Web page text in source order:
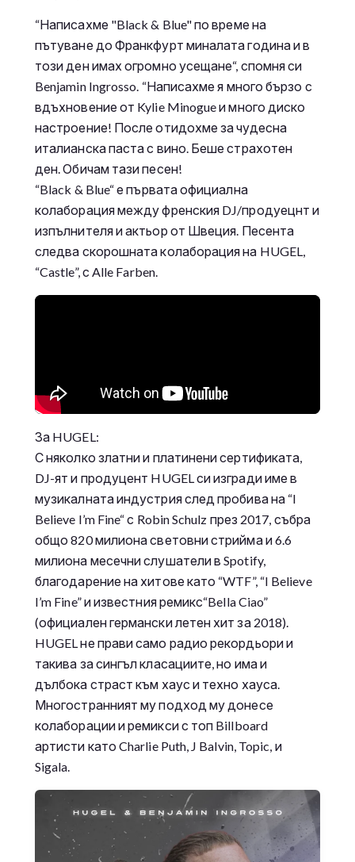
“Написахме "Black & Blue" по време на
пътуване до Франкфурт миналата година и в
този ден имах огромно усещане“, спомня си
Benjamin Ingrosso. “Написахме я много бързо с
вдъхновение от Kylie Minogue и много диско
настроение! После отидохме за чудесна
италианска паста с вино. Беше страхотен
ден. Обичам тази песен!
“Black & Blue“ е първата официална
колаборация между френския DJ/продуецнт и
изпълнителя и актьор от Швеция. Песента
следва скорошната колаборация на HUGEL,
“Castle”, с Alle Farben.
За HUGEL:
С няколко златни и платинени сертификата,
DJ-ят и продуцент HUGEL си изгради име в
музикалната индустрия след пробива на “I
Believe I’m Fine“ с Robin Schulz през 2017, събра
общо 820 милиона световни стрийма и 6.6
милиона месечни слушатели в Spotify,
благодарение на хитове като “WTF”, “I Believe
I’m Fine” и известния ремикс“Bella Ciao”
(официален германски летен хит за 2018).
HUGEL не прави само радио рекордьори и
такива за сингъл класациите, но има и
дълбока страст към хаус и техно хауса.
Многостранният му подход му донесе
колаборации и ремикси с топ Billboard
артисти като Charlie Puth, J Balvin, Topic, и
Sigala.